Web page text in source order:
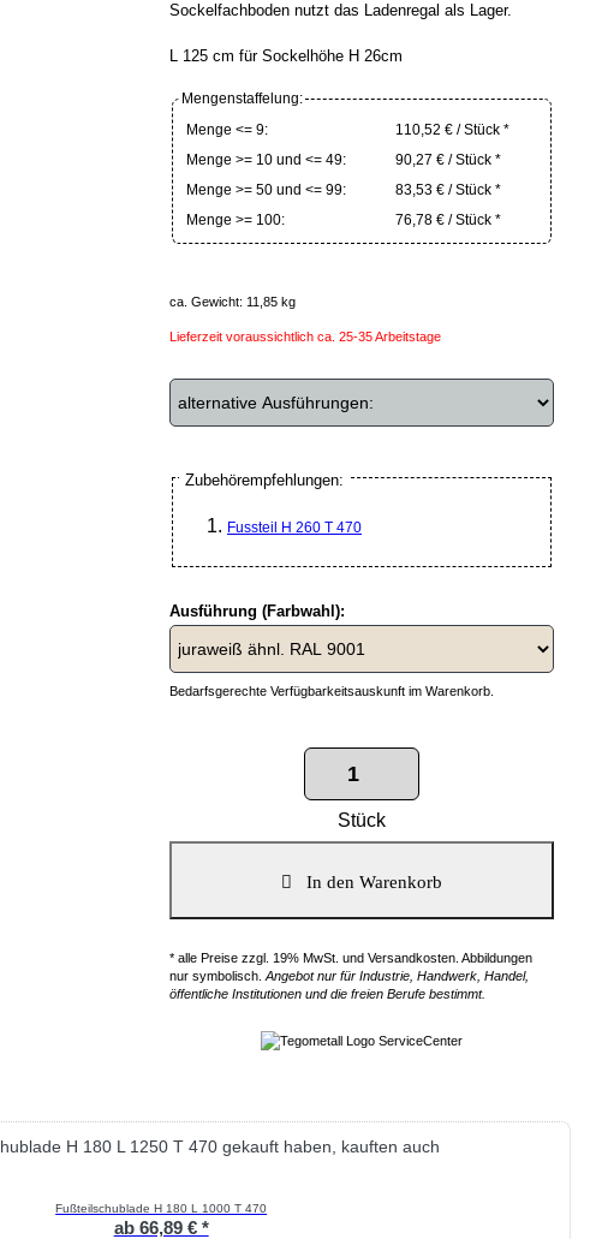
Sockelfachboden nutzt das Ladenregal als Lager.
L 125 cm für Sockelhöhe H 26cm
Mengenstaffelung:
Menge <= 9:
110,52 € / Stück *
Menge >= 10 und <= 49:
90,27 € / Stück *
Menge >= 50 und <= 99:
83,53 € / Stück *
Menge >= 100:
76,78 € / Stück *
ca. Gewicht: 11,85 kg
Lieferzeit voraussichtlich ca. 25-35 Arbeitstage
Zubehörempfehlungen:
Fussteil H 260 T 470
Ausführung (Farbwahl):
Bedarfsgerechte Verfügbarkeitsauskunft im Warenkorb.
Stück
* alle Preise zzgl. 19% MwSt. und Versandkosten. Abbildungen
nur symbolisch. Angebot nur für Industrie, Handwerk, Handel,
öffentliche Institutionen und die freien Berufe bestimmt.
H 180 L 1250 T 470 gekauft haben, kauften auch
Fußteilschublade H 180 L 1000 T 470
ab 66,89 € *